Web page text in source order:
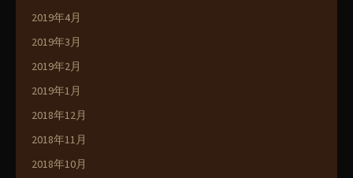
2019年4月
2019年3月
2019年2月
2019年1月
2018年12月
2018年11月
2018年10月